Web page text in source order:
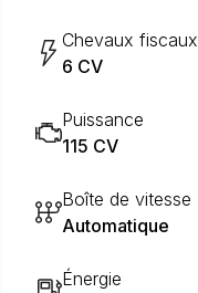
Chevaux fiscaux
6 CV
Puissance
115 CV
Boîte de vitesse
Automatique
Énergie